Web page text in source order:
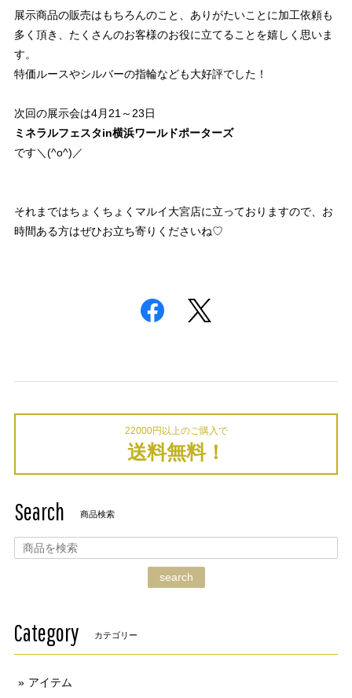
展示商品の販売はもちろんのこと、ありがたいことに加工依頼も
多く頂き、たくさんのお客様のお役に立てることを嬉しく思いま
す。
特価ルースやシルバーの指輪なども大好評でした！
次回の展示会は4月21～23日
ミネラルフェスタin横浜ワールドポーターズ
です＼(^o^)／
それまではちょくちょくマルイ大宮店に立っておりますので、お
時間ある方はぜひお立ち寄りくださいね♡
22000円以上のご購入で
送料無料！
Search 商品検索
search
Category カテゴリー
アイテム